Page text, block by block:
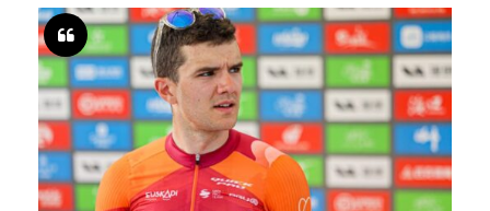
Webgune honek cookie propioak eta hirugarrenen cookie-
fitxategiak erabiltzen ditu. Zure esperientzia eta
zerbitzuak hobetzeko asmoz, cookie teknologiaz
baliatzen gara. Ohar hau onartuz gero, teknologia hori
erabiltzeko baimen esplizitua ematen diguzu. Gehiago
irakurri